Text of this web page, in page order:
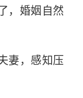
，婚姻自然
妻，感知压